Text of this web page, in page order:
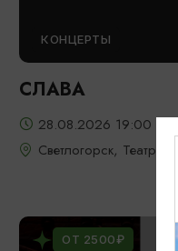
КОНЦЕРТЫ
СЛАВА
28.08.2026 19:00
Светлогорск, Театр
ОТ 2500₽